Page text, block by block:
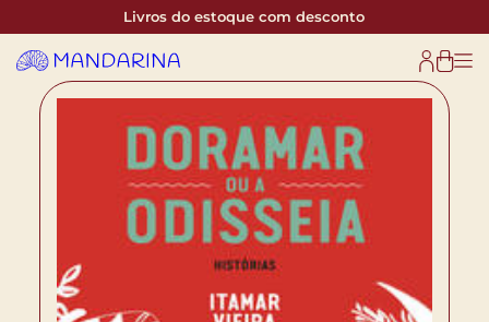
Livros do estoque com desconto